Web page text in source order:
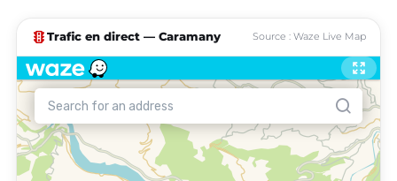
traffic Trafic en direct — Caramany Source : Waze Live Map